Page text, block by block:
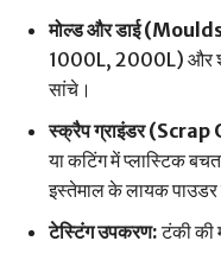
मोल्ड और डाई
1000L, 2000L) और
सांचे।
स्क्रैप ग्राइंडर
या कटिंग में प्लास्टिक
इस्तेमाल के लायक पाउडर
टेस्टिंग उपकरण:टंकी की